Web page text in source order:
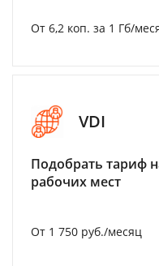
От 6,2 коп. за 1 Гб/
VDI
Подобрать тариф
рабочих мест
От 1 750 руб./месяц